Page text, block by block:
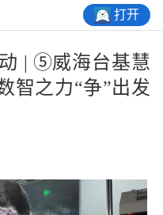
打开
| ⑤威海台基慧
智之力“争”出发